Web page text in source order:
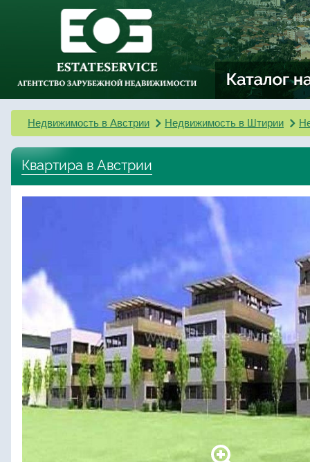
Недвижимость в Австрии Недвижимость в Штирии
Квартира в Австрии